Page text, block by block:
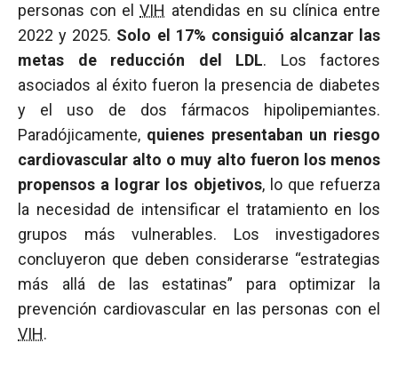
personas con elVIH atendidas en su clínica entre
2022 y 2025. Solo el 17% consiguió alcanzar las
metas de reducción del LDL. Los factores
asociados al éxito fueron la presencia de diabetes
y el uso de dos fármacos hipolipemiantes.
Paradójicamente, quienes presentaban un riesgo
cardiovascular alto o muy alto fueron los menos
propensos a lograr los objetivos, lo que refuerza
la necesidad de intensificar el tratamiento en los
grupos más vulnerables. Los investigadores
concluyeron que deben considerarse “estrategias
más allá de las estatinas” para optimizar la
prevención cardiovascular en las personas con el
VIH.